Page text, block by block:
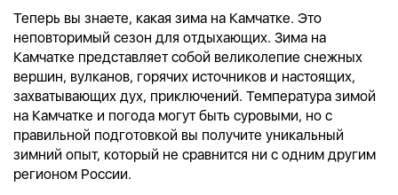
Теперь вы знаете, какая зима на Камчатке. Это
неповторимый сезон для отдыхающих. Зима на
Камчатке представляет собой великолепие снежных
вершин, вулканов, горячих источников и настоящих,
захватывающих дух, приключений. Температура зимой
на Камчатке и погода могут быть суровыми, но с
правильной подготовкой вы получите уникальный
зимний опыт, который не сравнится ни с одним другим
регионом России.